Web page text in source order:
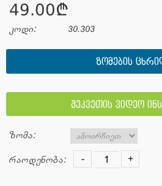
49.00¢
კოდი: 30.303
ᲖᲝᲛᲔᲑᲘᲡ
შეკვეთის ვიდეო
ზომა:
რაოდენობა: - +